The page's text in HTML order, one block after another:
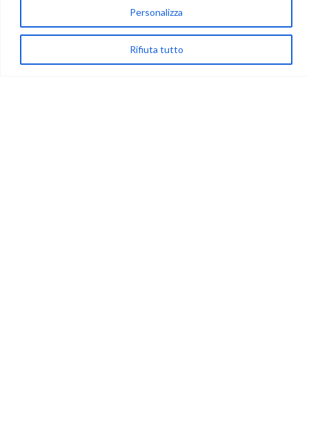
Personalizza
Rifiuta tutto
83024 Monteforte Irpino (AV)
(+39) 081-7777233